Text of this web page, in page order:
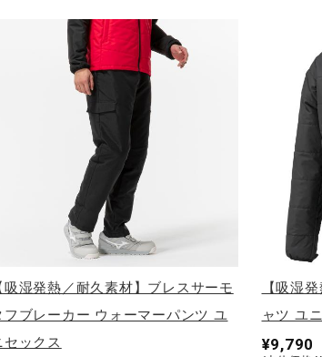
吸湿発熱／耐久素材】ブレスサーモ
フブレーカー ウォーマーパンツ ユ
セックス
【吸湿
ャツ ユ
¥9,790